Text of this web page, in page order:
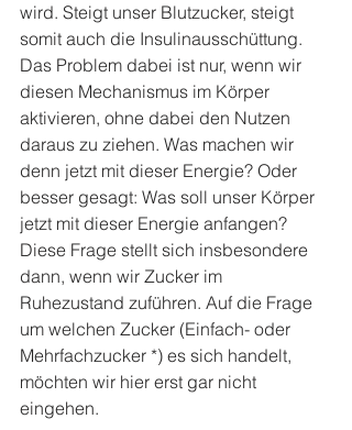
wird. Steigt unser Blutzucker, steigt
somit auch die Insulinausschüttung.
Das Problem dabei ist nur, wenn wir
diesen Mechanismus im Körper
aktivieren, ohne dabei den Nutzen
daraus zu ziehen. Was machen wir
denn jetzt mit dieser Energie? Oder
besser gesagt: Was soll unser Körper
jetzt mit dieser Energie anfangen?
Diese Frage stellt sich insbesondere
dann, wenn wir Zucker im
Ruhezustand zuführen. Auf die Frage
um welchen Zucker (Einfach- oder
Mehrfachzucker *) es sich handelt,
möchten wir hier erst gar nicht
eingehen.